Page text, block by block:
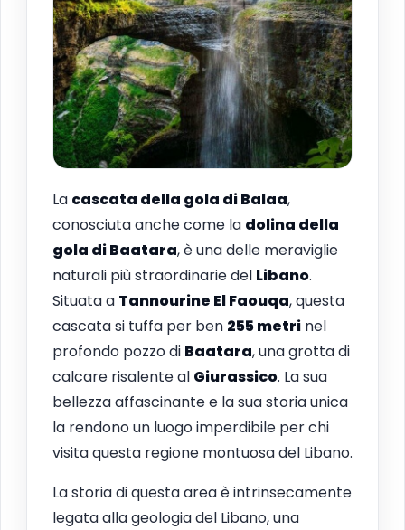
La cascata della gola di Balaa,
conosciuta anche come la dolina della
gola di Baatara, è una delle meraviglie
naturali più straordinarie del Libano.
Situata a Tannourine El Faouqa, questa
cascata si tuffa per ben 255 metri nel
profondo pozzo di Baatara, una grotta di
calcare risalente al Giurassico. La sua
bellezza affascinante e la sua storia unica
la rendono un luogo imperdibile per chi
visita questa regione montuosa del Libano.
La storia di questa area è intrinsecamente
legata alla geologia del Libano, una